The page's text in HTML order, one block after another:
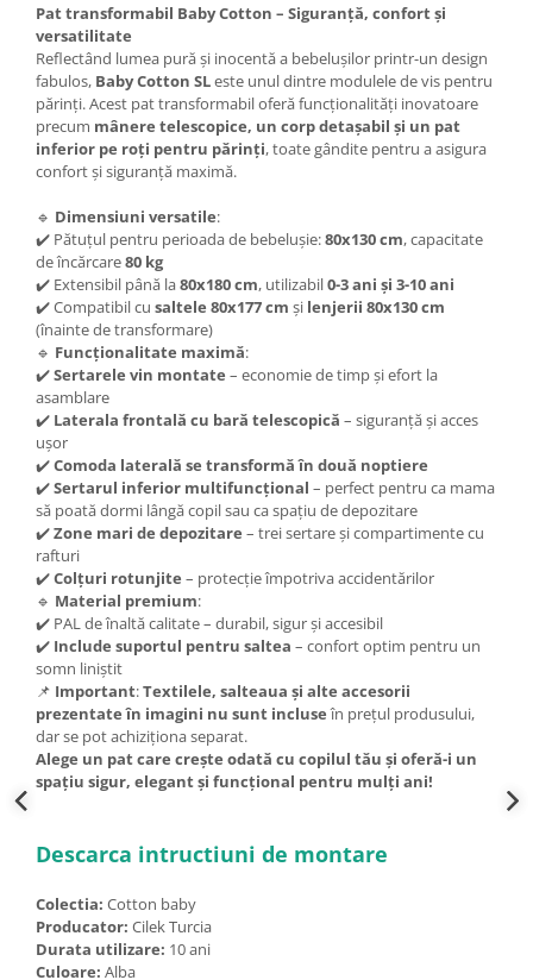
Pat transformabil Baby Cotton – Siguranță, confort și
versatilitate
Reflectând lumea pură și inocentă a bebelușilor printr-un design
fabulos, Baby Cotton SLeste unul dintre modulele de vis pentru
părinți. Acest pat transformabil oferă funcționalități inovatoare
precum mânere telescopice, un corp detașabil și un pat
inferior pe roți pentru părinți, toate gândite pentru a asigura
confort și siguranță maximă.
🔹 Dimensiuni versatile:
✔️ Pătuțul pentru perioada de bebelușie:80x130 cm, capacitate
de încărcare80 kg
✔️ Extensibil până la80x180 cm, utilizabil0-3 ani și 3-10 ani
✔️ Compatibil cu saltele 80x177 cm și lenjerii 80x130 cm
(înainte de transformare)
🔹 Funcționalitate maximă:
✔️Sertarele vin montate – economie de timp și efort la
asamblare
✔️ Laterala frontală cu bară telescopică – siguranță și acces
ușor
✔️Comoda laterală se transformă în două noptiere
✔️Sertarul inferior multifuncțional – perfect pentru ca mama
să poată dormi lângă copil sau ca spațiu de depozitare
✔️Zone mari de depozitare – trei sertare și compartimente cu
rafturi
✔️Colțuri rotunjite – protecție împotriva accidentărilor
🔹 Material premium:
✔️ PAL de înaltă calitate – durabil, sigur și accesibil
✔️ Include suportul pentru saltea – confort optim pentru un
somn liniștit
📌 Important:Textilele, salteaua și alte accesorii
prezentate în imagini nu sunt incluseîn prețul produsului,
dar se pot achiziționa separat.
Alege un pat care crește odată cu copilul tău și oferă-i un
spațiu sigur, elegant și funcțional pentru mulți ani!
Descarca intructiuni de montare
Colectia: Cotton baby
Producator: Cilek Turcia
Durata utilizare: 10 ani
Culoare: Alba